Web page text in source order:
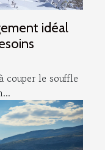
idéal
couper le souffle